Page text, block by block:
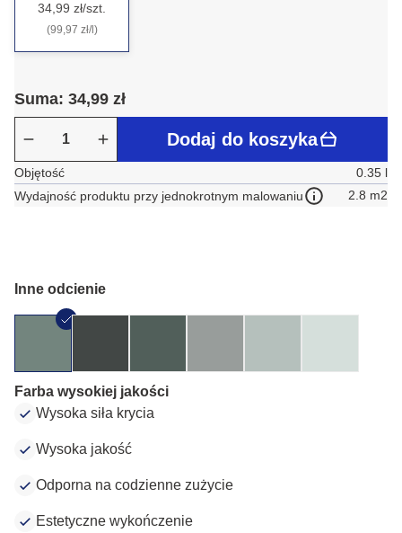
34,99 zł/szt.
(99,97 zł/l)
Suma: 34,99 zł
Dodaj do koszyka
Objętość
0.35 l
Wydajność produktu przy jednokrotnym malowaniu
2.8 m2
Inne odcienie
Farba wysokiej jakości
Wysoka siła krycia
Wysoka jakość
Odporna na codzienne zużycie
Estetyczne wykończenie